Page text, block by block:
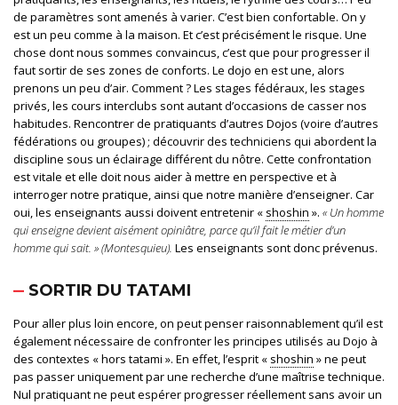
de paramètres sont amenés à varier. C’est bien confortable. On y
est un peu comme à la maison. Et c’est précisément le risque. Une
chose dont nous sommes convaincus, c’est que pour progresser il
faut sortir de ses zones de conforts. Le dojo en est une, alors
prenons un peu d’air. Comment ? Les stages fédéraux, les stages
privés, les cours interclubs sont autant d’occasions de casser nos
habitudes. Rencontrer de pratiquants d’autres Dojos (voire d’autres
fédérations ou groupes) ; découvrir des techniciens qui abordent la
discipline sous un éclairage différent du nôtre. Cette confrontation
est vitale et elle doit nous aider à mettre en perspective et à
interroger notre pratique, ainsi que notre manière d’enseigner. Car
oui, les enseignants aussi doivent entretenir « shoshin ». « Un homme
qui enseigne devient aisément opiniâtre, parce qu’il fait le métier d’un
homme qui sait. » (Montesquieu). Les enseignants sont donc prévenus.
SORTIR DU TATAMI
Pour aller plus loin encore, on peut penser raisonnablement qu’il est
également nécessaire de confronter les principes utilisés au Dojo à
des contextes « hors tatami ». En effet, l’esprit « shoshin » ne peut
pas passer uniquement par une recherche d’une maîtrise technique.
Nul pratiquant ne peut espérer progresser réellement sans avoir un